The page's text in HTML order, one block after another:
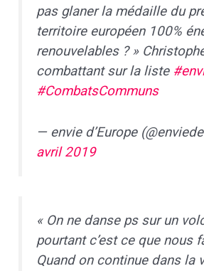
pas glaner la médaille du
territoire européen 100%
renouvelables ? »
combattant sur la liste
#CombatsCommuns
— envie d’Europe
avril 2019
« On ne danse ps sur un
pourtant c’est ce que nous
Quand on continue dans la